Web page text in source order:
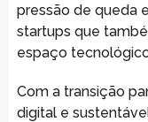
pressão de queda
startups que
espaço
Com a transição
digital e